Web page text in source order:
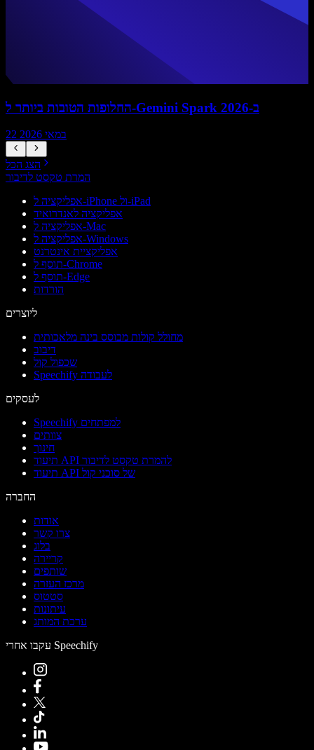
החלופות הטובות ביותר ל-Gemini Spark ב-2026
22 במאי 2026
הצג הכל
המרת טקסט לדיבור
אפליקציה ל-iPhone ול-iPad
אפליקציה לאנדרואיד
אפליקציה ל-Mac
אפליקציה ל-Windows
אפליקציית אינטרנט
תוסף ל-Chrome
תוסף ל-Edge
הורדות
ליוצרים
מחולל קולות מבוסס בינה מלאכותית
דיבוב
שכפול קול
Speechify לעבודה
לעסקים
Speechify למפתחים
צוותים
חינוך
תיעוד API להמרת טקסט לדיבור
תיעוד API של סוכני קול
החברה
אודות
צרו קשר
בלוג
קריירה
שותפים
מרכז העזרה
סטטוס
עיתונות
ערכת המותג
עקבו אחרי Speechify